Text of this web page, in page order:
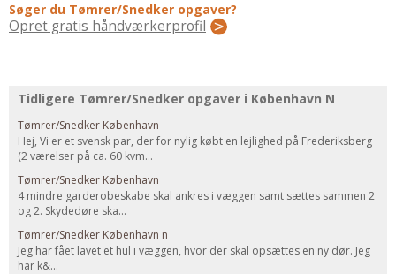
VVS
Varme Og Energi
Andet
MALER
Indendørs
Udendørs
MURER
Søger du Tømrer/Snedker opgaver?
Opret gratis håndværkerprofil
Tidligere Tømrer/Snedker opgaver i København N
Tømrer/Snedker København
Hej, Vi er et svensk par, der for nylig købt en lejlighed på Frederiksberg
(2 værelser på ca. 60 kvm...
Tømrer/Snedker København
4 mindre garderobeskabe skal ankres i væggen samt sættes sammen 2
og 2. Skydedøre ska...
Tømrer/Snedker København n
Jeg har fået lavet et hul i væggen, hvor der skal opsættes en ny dør. Jeg
har k&...